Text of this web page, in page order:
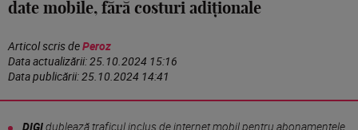
date mobile, fără costuri adiționale
Articol scris dePeroz
Data actualizării:25.10.2024 15:16
Data publicării:25.10.2024 14:41
DIGIdublează traficul inclus de internet mobil pentru abonamentele